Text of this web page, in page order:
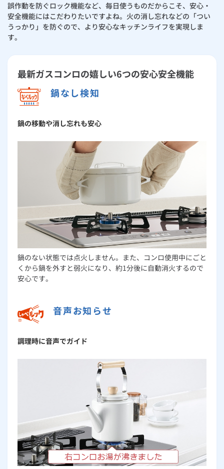
誤作動を防ぐロック機能など、毎日使うものだからこそ、安心・
安全機能にはこだわりたいですよね。火の消し忘れなどの「つい
うっかり」を防ぐので、より安心なキッチンライフを実現しま
す。
最新ガスコンロの嬉しい6つの安心安全機能
鍋なし検知
鍋の移動や消し忘れも安心
鍋のない状態では点火しません。また、コンロ使用中にごと
くから鍋を外すと弱火になり、約1分後に自動消火するので
安心です。
音声お知らせ
調理時に音声でガイド